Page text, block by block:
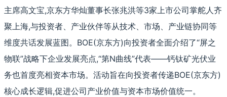
主席高文宝,京东方华灿董事长张兆洪等3家上市公司掌舵人齐
聚上海,与投资者、产业伙伴等从技术、市场、产业链协同等
维度共话发展蓝图。BOE(京东方)向投资者全面介绍了“屏之
物联”战略下企业发展亮点,“第N曲线”代表——钙钛矿光伏业
务也首度亮相资本市场。活动旨在向投资者传递BOE(京东方)
核心成长逻辑,促进公司产业价值与资本市场价值统一。